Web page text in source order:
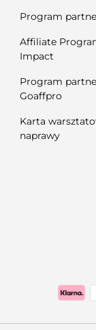
Program
Affiliate
Impact
Program
Goaffpro
Karta
naprawy
akzeptiert